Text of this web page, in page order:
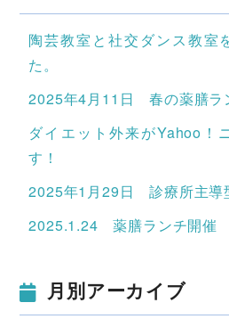
陶芸教室と社交ダンス教室
た。
2025年4月11日 春の薬膳ラ
ダイエット外来がYahoo！
す！
2025年1月29日 診療所主導
2025.1.24 薬膳ランチ開催
月別アーカイブ